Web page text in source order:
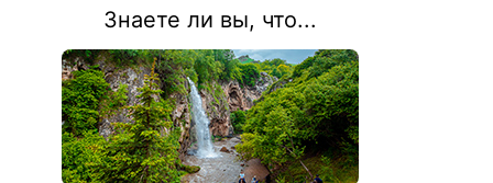
Знаете ли вы, что...